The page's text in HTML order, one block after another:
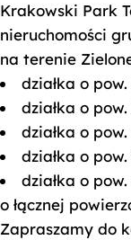
Krakowski Park
nieruchomości
na terenie
działka o
działka o
działka o
działka o
działka o
o łącznej
Zapraszamy do